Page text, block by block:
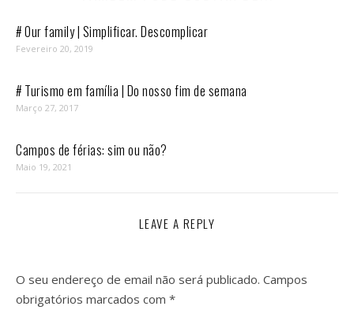
# Our family | Simplificar. Descomplicar
Fevereiro 20, 2019
# Turismo em família | Do nosso fim de semana
Março 27, 2017
Campos de férias: sim ou não?
Maio 19, 2021
LEAVE A REPLY
O seu endereço de email não será publicado. Campos
obrigatórios marcados com *